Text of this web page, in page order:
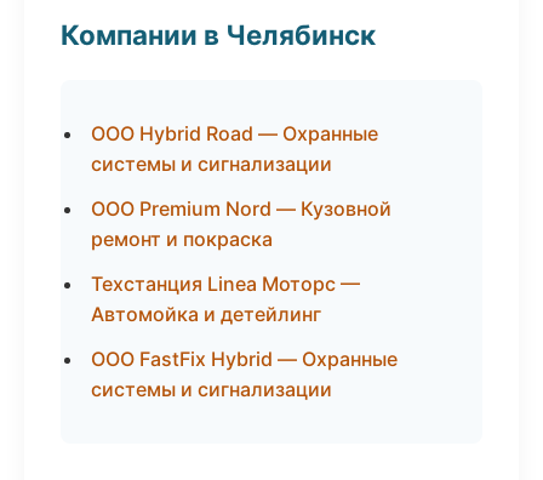
Компании в Челябинск
ООО Hybrid Road — Охранные
системы и сигнализации
ООО Premium Nord — Кузовной
ремонт и покраска
Техстанция Linea Моторс —
Автомойка и детейлинг
ООО FastFix Hybrid — Охранные
системы и сигнализации